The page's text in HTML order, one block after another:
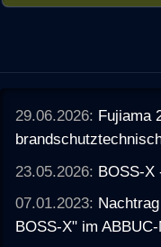
29.06.2026: Fujiama
23.05.2026: BOSS-X
07.01.2023:
BOSS-X" im